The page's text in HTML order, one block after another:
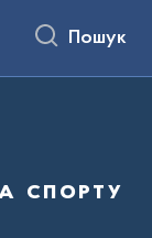
Пошук
спорту